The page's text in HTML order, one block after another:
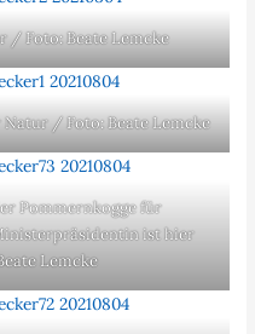
/ Foto: Beate Lemcke
/ Foto: Beate Lemcke
Pommernkogge für
ist hier
Lemcke